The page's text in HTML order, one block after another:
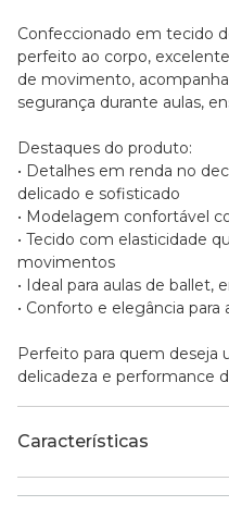
Confeccionado em tecido
perfeito ao corpo,
de movimento,
segurança durante aulas,
Destaques do produto:
• Detalhes em renda no
delicado e sofisticado
• Modelagem confortável
• Tecido com elasticidade
movimentos
• Ideal para aulas de ballet,
• Conforto e elegância
Perfeito para quem deseja
delicadeza e performance
Características